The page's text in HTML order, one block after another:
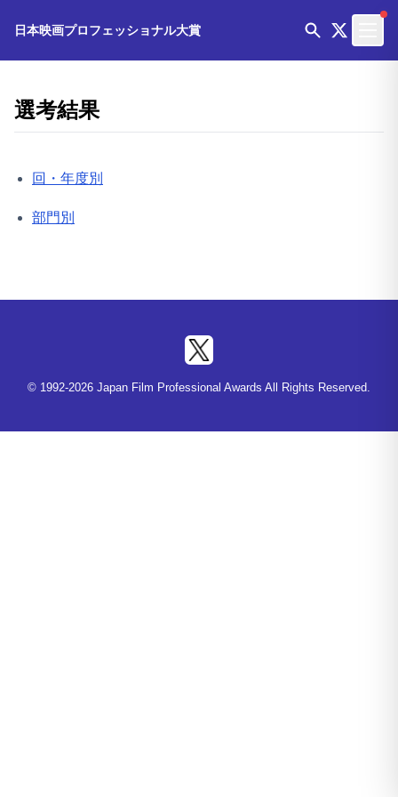
日本映画プロフェッショナル大賞
選考結果
回・年度別
部門別
© 1992-2026 Japan Film Professional Awards All Rights Reserved.